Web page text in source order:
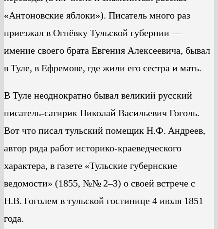
«Антоновские яблоки»). Писатель много раз
приезжал в Огнёвку Тульской губернии —
имение своего брата Евгения Алексеевича, бывал
в Туле, в Ефремове, где жили его сестра и мать.
В Туле неоднократно бывал великий русский
писатель-сатирик Николай Васильевич Гоголь.
Вот что писал тульский помещик Н.Ф. Андреев,
автор ряда работ историко-краеведческого
характера, в газете «Тульские губернские
ведомости» (1855, №№ 2–3) о своей встрече с
Н.В. Гоголем в тульской гостинице 4 июля 1851
года.